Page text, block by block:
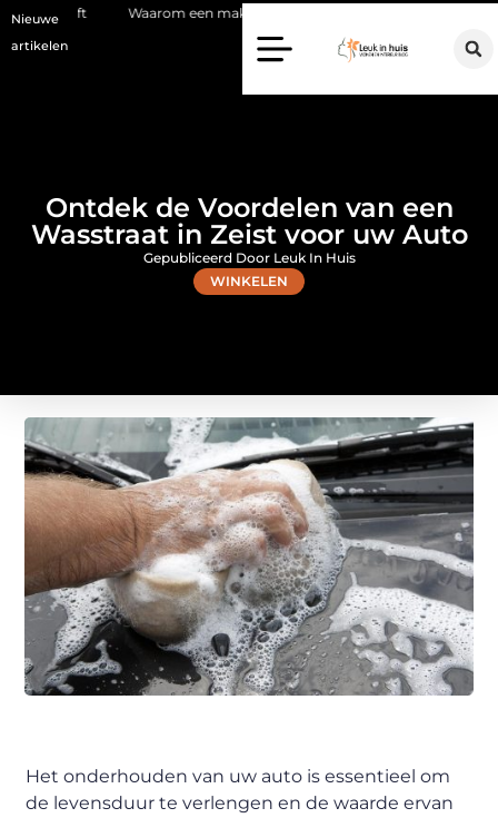
Nieuwe
artikelen
een makelaar in Hilversum nu het verschil maakt
Ontdek de Voordelen van een
Wasstraat in Zeist voor uw Auto
WINKELEN
Gepubliceerd Door Leuk In Huis
Het onderhouden van uw auto is essentieel om
de levensduur te verlengen en de waarde ervan